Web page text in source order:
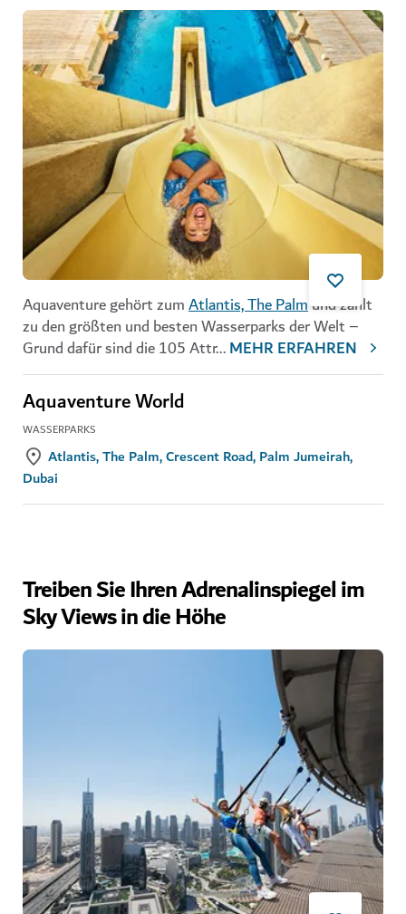
Aquaventure gehört zumAtlantis, The Palmund zählt
zu den größten und besten Wasserparks der Welt –
Grund dafür sind die 105 Attr...MEHR ERFAHREN
Aquaventure World
WASSERPARKS
Atlantis, The Palm, Crescent Road, Palm Jumeirah,
Dubai
Treiben Sie Ihren Adrenalinspiegel im
Sky Views in die Höhe